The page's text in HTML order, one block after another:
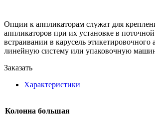
Опции к аппликаторам служат для
аппликаторов при их установке в
встраивании в карусель этикетировочного
линейную систему или упаковочную
Заказать
Характеристики
Колонна большая